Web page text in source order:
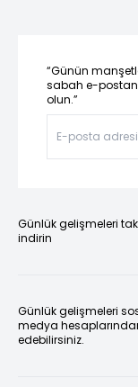
“Günün
sabah e-
olun.”
Günlük gelişmeleri
indirin
Günlük gelişmeleri
medya
edebilirsiniz.